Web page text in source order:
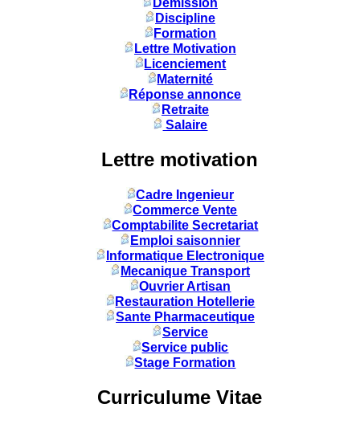
Démission
Discipline
Formation
Lettre Motivation
Licenciement
Maternité
Réponse annonce
Retraite
Salaire
Lettre motivation
Cadre Ingenieur
Commerce Vente
Comptabilite Secretariat
Emploi saisonnier
Informatique Electronique
Mecanique Transport
Ouvrier Artisan
Restauration Hotellerie
Sante Pharmaceutique
Service
Service public
Stage Formation
Curriculume Vitae